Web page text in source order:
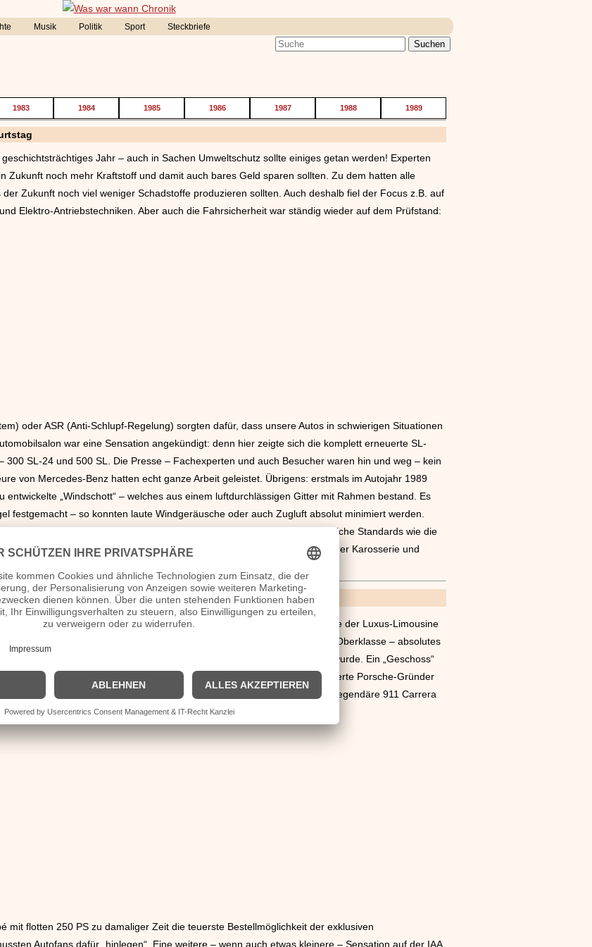
Musik Politik Sport Steckbriefe
1983 1984 1985 1986 1987 1988 1989
Jahr – auch in Sachen Umweltschutz sollte einiges getan werden! Experten
Zukunft noch mehr Kraftstoff und damit auch bares Geld sparen sollten. Zu dem hatten alle
Zukunft noch viel weniger Schadstoffe produzieren sollten. Auch deshalb fiel der Focus z.B. auf
Elektro-Antriebstechniken. Aber auch die Fahrsicherheit war ständig wieder auf dem Prüfstand:
oder ASR (Anti-Schlupf-Regelung) sorgten dafür, dass unsere Autos in schwierigen Situationen
war eine Sensation angekündigt: denn hier zeigte sich die komplett erneuerte SL-
300 SL-24 und 500 SL. Die Presse – Fachexperten und auch Besucher waren hin und weg – kein
von Mercedes-Benz hatten echt ganze Arbeit geleistet. Übrigens: erstmals im Autojahr 1989
„Windschott“ – welches aus einem luftdurchlässigen Gitter mit Rahmen bestand. Es
festgemacht – so konnten laute Windgeräusche oder auch Zugluft absolut minimiert werden.
Mercedes-Benz den SL perfekt ausgestattet – schließlich sollte er ähnliche Standards wie die
der Stuttgarter Automobilkonzern die neue E-Klasse, die sich mit neuer Karosserie und
1989 seine neue 8er-Baureihe – unter der Zwölfzylinder-Motorhaube der Luxus-Limousine
für ganz besondere (Fahr)Gefühle! Auch
arbeitete weiter an seiner Oberklasse – absolutes
Quattro 20 V, der durch einen Turbo-Fünfzylinder-Motoren angetrieben wurde. Ein „Geschoss“
Audi 200 eine Geschwindigkeit von über 240 km/h. Im Autojahr 1989 feierte Porsche-Gründer
genannt) seinen 80. Geburtstag. Speziell zu diesem Jubeltage wurde der legendäre 911 Carrera
manuelle oder automatische Schaltmöglichkeit.
mit flotten 250 PS zu damaliger Zeit die teuerste Bestellmöglichkeit der exklusiven
Autofans dafür „hinlegen“. Eine weitere – wenn auch etwas kleinere – Sensation auf der IAA